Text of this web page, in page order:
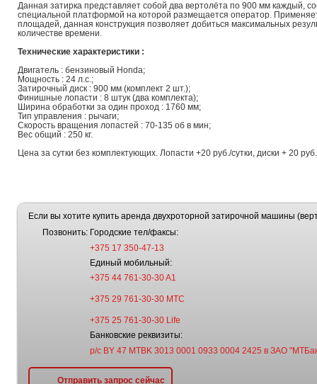
Данная затирка представляет собой два вертолёта по 900 мм каждый,
специальной платформой на которой размещается оператор.
площадей, данная конструкция позволяет добиться максимальных
количестве времени.
Технические характеристики :
Двигатель : бензиновый Honda;
Мощность : 24 л.с.;
Затирочный диск : 900 мм (комплект 2 шт.);
Финишные лопасти : 8 штук (два комплекта);
Ширина обработки за один проход : 1760 мм;
Тип управления : рычаги;
Скорость вращения лопастей : 70-135 об в мин;
Вес общий : 250 кг.
Цена за сутки без комплектующих. Лопасти +20 руб./сутки, диски + 20
Если вы хотите купить аренда двухроторной затирочной машины
Позвонить: Городские тел/факсы:
+375 17 350-47-13
Единый мобильный:
+375 44 761-30-30 A1
+375 29 761-30-30 МТС
+375 25 761-30-30 Life
Банковские реквизиты:
р/с BY 47 MTBK 3013 0001 0933 0004 2425 в ЗАО
Отправить запрос сейчас